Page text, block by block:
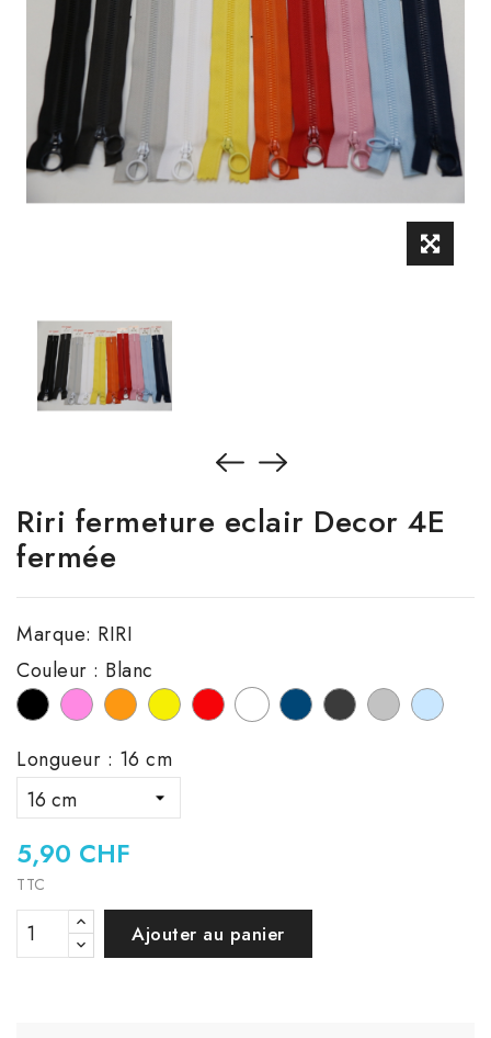
Riri fermeture eclair Decor 4E
fermée
Marque: RIRI
Couleur : Blanc
noir Rose OrangeJauneRougeBlancBleu
marine
Gris
foncé
Gris
clair
Bleu
clair
Longueur : 16 cm
5,90 CHF
TTC
Ajouter au panier